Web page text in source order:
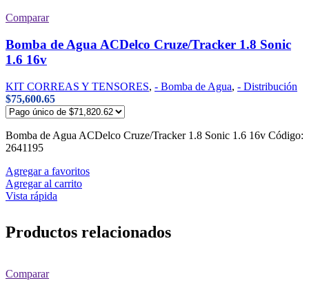
Comparar
Bomba de Agua ACDelco Cruze/Tracker 1.8 Sonic
1.6 16v
KIT CORREAS Y TENSORES, - Bomba de Agua, - Distribución
$75,600.65
Bomba de Agua ACDelco Cruze/Tracker 1.8 Sonic 1.6 16v Código:
2641195
Agregar a favoritos
Agregar al carrito
Vista rápida
Productos relacionados
Comparar